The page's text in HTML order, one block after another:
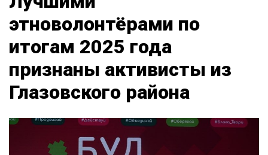
этноволонтёрами по
итогам 2025 года
признаны активисты из
Глазовского района